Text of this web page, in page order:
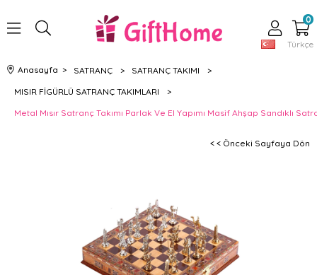
Türkçe
0
Anasayfa > SATRANÇ > SATRANÇ TAKIMI
>
MISIR FİGÜRLÜ SATRANÇ TAKIMLARI
>
Metal Mısır Satranç Takımı Parlak Ve El Yapımı Masif Ahşap Sandıklı
< < Önceki Sayfaya Dön